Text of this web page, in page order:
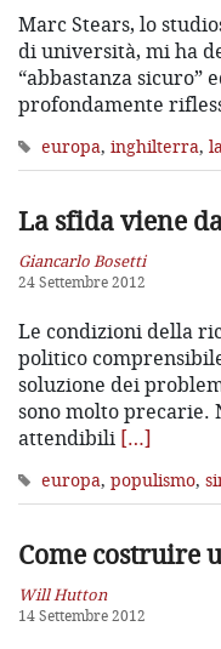
Marc Stears, lo
di università, mi ha
“abbastanza sicuro”
profondamente
europa, inghilterra,
La sfida viene
Giancarlo Bosetti
24 Settembre 2012
Le condizioni della
politico
soluzione dei
sono molto precarie.
attendibili […]
europa, populismo,
Come costruire
Will Hutton
14 Settembre 2012